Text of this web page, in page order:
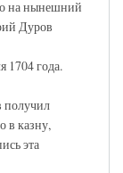
на нынешний
Дуров
1704 года.
получил
в казну,
эта